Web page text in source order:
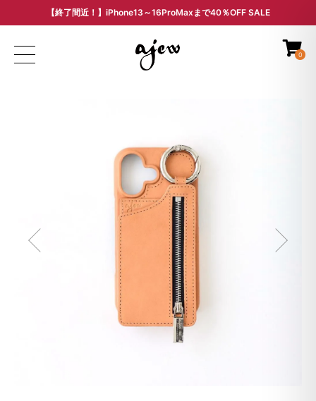
【終了間近！】iPhone13～16ProMaxまで40％OFF SALE
ARCHIVE SALE - 過去モデルをお得な価格で -
0